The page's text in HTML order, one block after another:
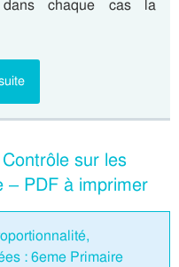
chaque cas la
sur les
– PDF à imprimer
: 6eme Primaire